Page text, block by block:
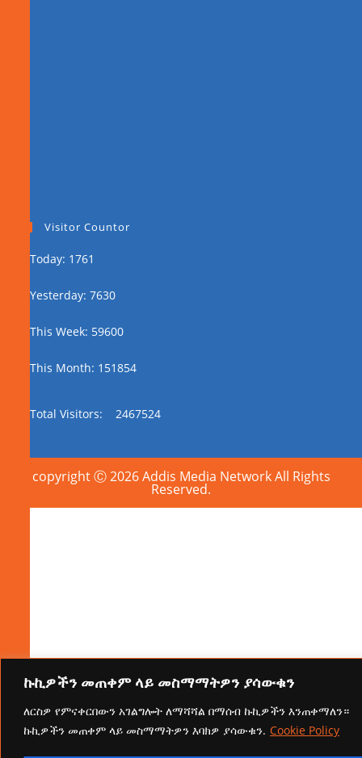
ኩኪዎችን መጠቀም ላይ መስማማትዎን ያሳውቁን
ለርስዎ የምናቀርበውን አገልግሎት ለማሻሻል በማሰብ ኩኪዎችን እንጠቀማለን።
ኩኪዎችን መጠቀም ላይ መስማማትዎን እባክዎ ያሳውቁን. Cookie Policy
Visitor Countor
Today: 1761
Yesterday: 7630
This Week: 59600
This Month: 151854
Total Visitors: 2467524
copyright Ⓒ 2026 Addis Media Network All Rights
Reserved.